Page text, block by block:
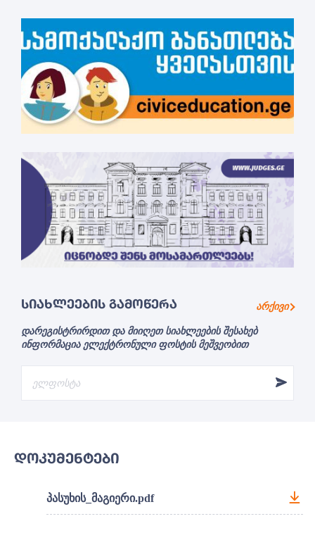
ᲡᲘᲐᲮᲚᲔᲔᲑᲘᲡ ᲒᲐᲛᲝᲬᲔᲠᲐ არქივი
დარეგისტრირდით და მიიღეთ სიახლეების შესახებ
ინფორმაცია ელექტრონული ფოსტის მეშვეობით
ᲓᲝᲙᲣᲛᲔᲜᲢᲔᲑᲘ
პასუხის_მაგიერი.pdf